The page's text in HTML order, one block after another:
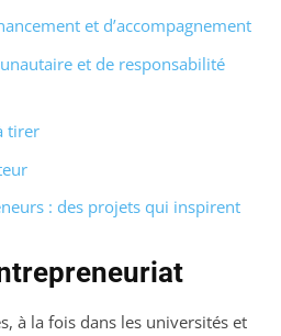
et d’accompagnement
et de responsabilité
tirer
: des projets qui inspirent
à la fois dans les universités et